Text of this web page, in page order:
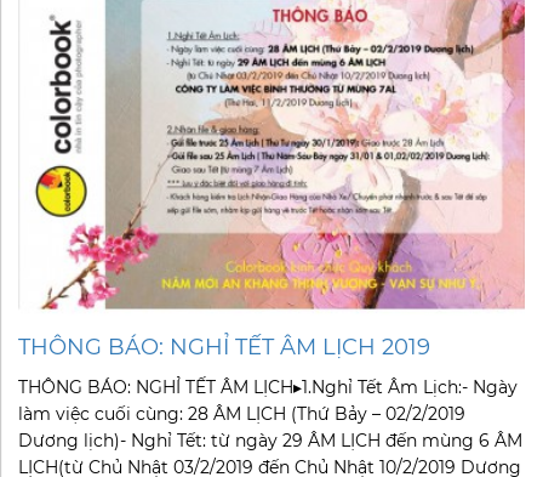
THÔNG BÁO: NGHỈ TẾT ÂM LỊCH 2019
THÔNG BÁO: NGHỈ TẾT ÂM LỊCH▸1.Nghỉ Tết Âm Lịch:- Ngày
làm việc cuối cùng: 28 ÂM LỊCH (Thứ Bảy – 02/2/2019
Dương lịch)- Nghỉ Tết: từ ngày 29 ÂM LỊCH đến mùng 6 ÂM
LỊCH(từ Chủ Nhật 03/2/2019 đến Chủ Nhật 10/2/2019 Dương